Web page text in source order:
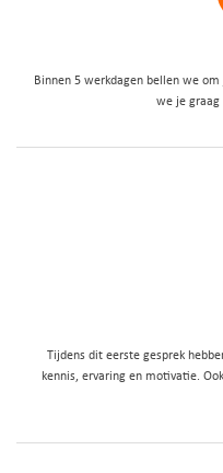
Binnen 5 werkdagen bellen we
we je graag
Tijdens dit eerste gesprek
kennis, ervaring en motivatie.